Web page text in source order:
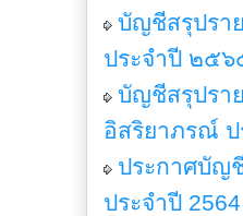
บัญชีสรุปรา
ประจำปี ๒๕๖
บัญชีสรุปรา
อิสริยาภรณ์
ประกาศบัญ
ประจำปี